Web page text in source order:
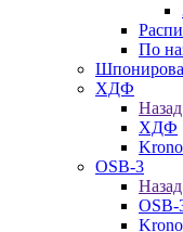
По
ХДФ
Назад
ХДФ
OSB-3
Назад
OSB-